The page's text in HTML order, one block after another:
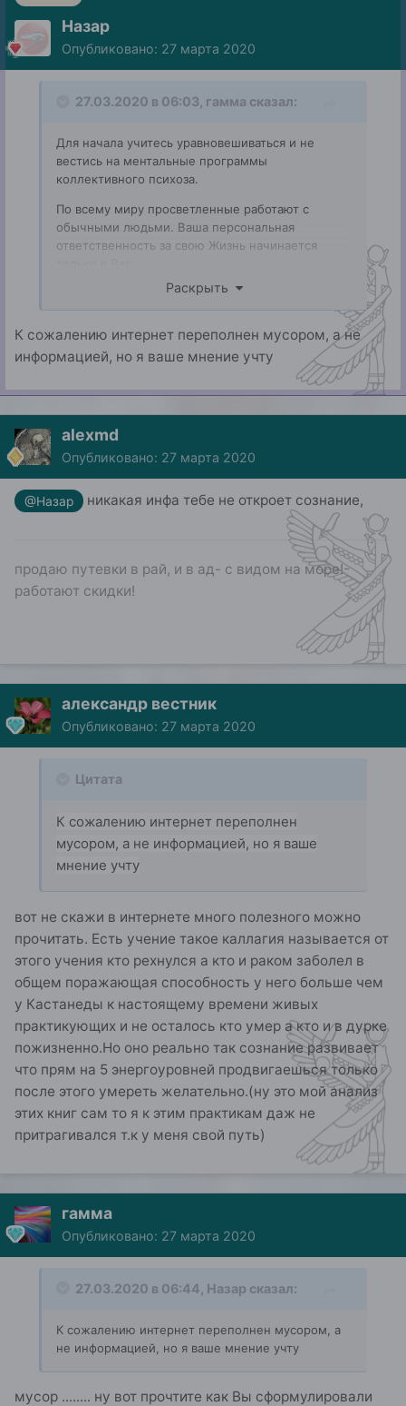
Назар
Опубликовано: 27 марта 2020
27.03.2020 в 06:03, гамма сказал:
Для начала учитесь уравновешиваться и не
вестись на ментальные программы
коллективного психоза.
По всему миру просветленные работают с
обычными людьми. Ваша персональная
ответственность за свою Жизнь начинается
попробуйте избавляться от "мусорных файлов" в
своем сознании. Информацией интернет
переполнен.
Раскрыть
К сожалению интернет переполнен мусором, а не
информацией, но я ваше мнение учту
alexmd
Опубликовано: 27 марта 2020
@Назар никакая инфа тебе не откроет сознание,
продаю путевки в рай, и в ад- с видом на море!-
работают скидки!
александр вестник
Опубликовано: 27 марта 2020
Цитата
К сожалению интернет переполнен
мусором, а не информацией, но я ваше
мнение учту
вот не скажи в интернете много полезного можно
прочитать. Есть учение такое каллагия называется от
этого учения кто рехнулся а кто и раком заболел в
общем поражающая способность у него больше чем
у Кастанеды к настоящему времени живых
практикующих и не осталось кто умер а кто и в дурке
пожизненно.Но оно реально так сознание развивает
что прям на 5 энергоуровней продвигаешься только
после этого умереть желательно.(ну это мой анализ
этих книг сам то я к этим практикам даж не
притрагивался т.к у меня свой путь)
гамма
Опубликовано: 27 марта 2020
27.03.2020 в 06:44, Назар сказал:
К сожалению интернет переполнен мусором, а
не информацией, но я ваше мнение учту
мусор ........ ну вот прочтите как Вы сформулировали